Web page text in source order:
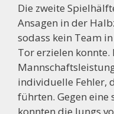
Die zweite
Ansagen in der
sodass kein Team
Tor erzielen konnte.
individuelle Fehler,
führten. Gegen eine
konnten die Jungs